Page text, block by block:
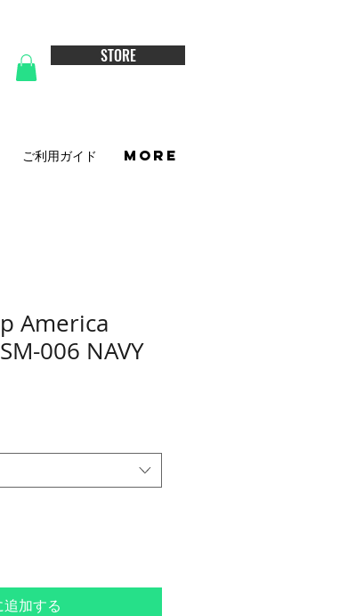
STORE
ご利用ガイド More
America
006 NAVY
追加する